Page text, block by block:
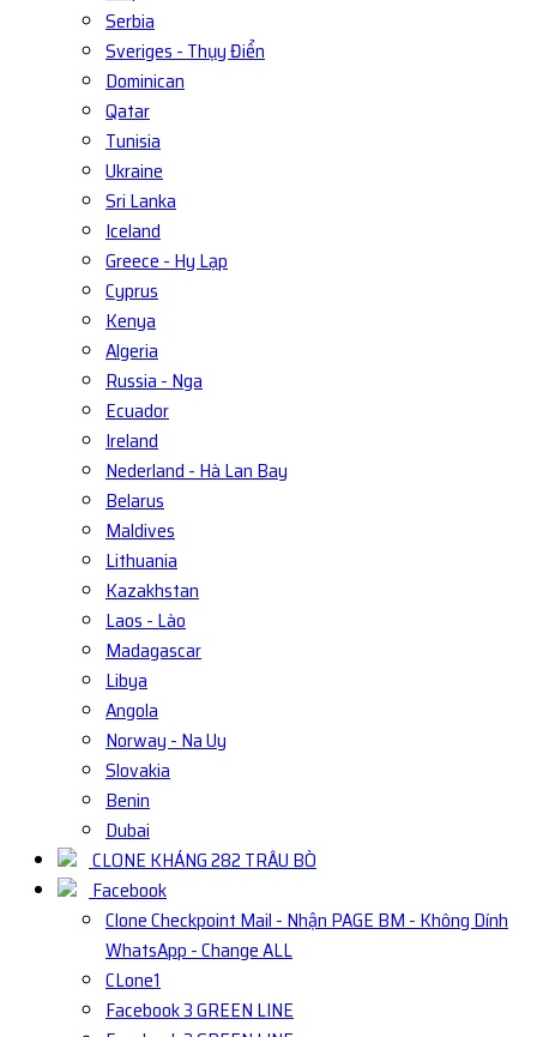
Serbia
Sveriges - Thụy Điển
Dominican
Qatar
Tunisia
Ukraine
Sri Lanka
Iceland
Greece - Hy Lạp
Cyprus
Kenya
Algeria
Russia - Nga
Ecuador
Ireland
Nederland - Hà Lan Bay
Belarus
Maldives
Lithuania
Kazakhstan
Laos - Lào
Madagascar
Libya
Angola
Norway - Na Uy
Slovakia
Benin
Dubai
CLONE KHÁNG 282 TRÂU BÒ
Facebook
Clone Checkpoint Mail - Nhận PAGE BM - Không Dính
WhatsApp - Change ALL
CLone1
Facebook 3 GREEN LINE